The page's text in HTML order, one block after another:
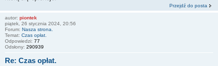
Przejdź do posta
autor: piontek
piątek, 26 stycznia 2024, 20:56
Forum: Nasza strona.
Temat: Czas opłat.
Odpowiedzi: 77
Odsłony: 290939
Re: Czas opłat.